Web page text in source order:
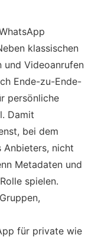
klassischen
und Videoanrufen
Ende-zu-Ende-
persönliche
Damit
bei dem
Anbieters, nicht
Metadaten und
spielen.
für private wie